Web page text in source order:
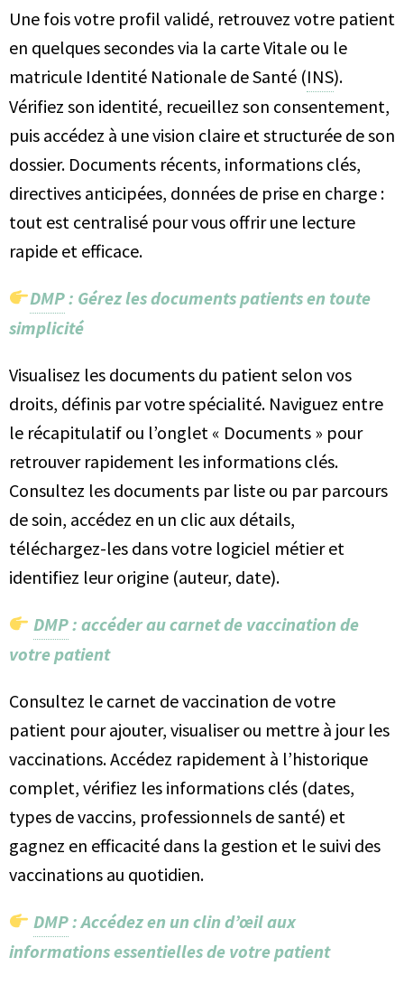
Une fois votre profil validé, retrouvez votre patient
en quelques secondes via la carte Vitale ou le
matricule Identité Nationale de Santé (INS).
Vérifiez son identité, recueillez son consentement,
puis accédez à une vision claire et structurée de son
dossier. Documents récents, informations clés,
directives anticipées, données de prise en charge :
tout est centralisé pour vous offrir une lecture
rapide et efficace.
DMP: Gérez les documents patients en toute
simplicité
Visualisez les documents du patient selon vos
droits, définis par votre spécialité. Naviguez entre
le récapitulatif ou l’onglet « Documents » pour
retrouver rapidement les informations clés.
Consultez les documents par liste ou par parcours
de soin, accédez en un clic aux détails,
téléchargez-les dans votre logiciel métier et
identifiez leur origine (auteur, date).
DMP: accéder au carnet de vaccination de
votre patient
Consultez le carnet de vaccination de votre
patient pour ajouter, visualiser ou mettre à jour les
vaccinations. Accédez rapidement à l’historique
complet, vérifiez les informations clés (dates,
types de vaccins, professionnels de santé) et
gagnez en efficacité dans la gestion et le suivi des
vaccinations au quotidien.
DMP: Accédez en un clin d’œil aux
informations essentielles de votre patient